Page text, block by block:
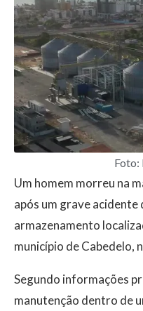
Foto:
Um homem morreu na
após um grave
armazenamento
município de Cabedelo,
Segundo informações
manutenção dentro de